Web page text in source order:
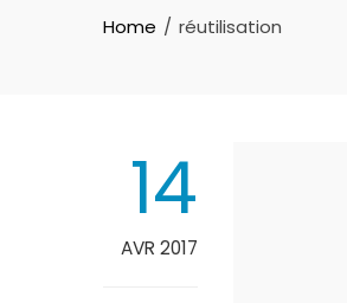
Home réutilisation
14
AVR 2017